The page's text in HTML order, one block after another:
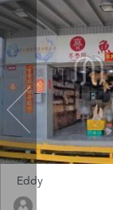
Eddy